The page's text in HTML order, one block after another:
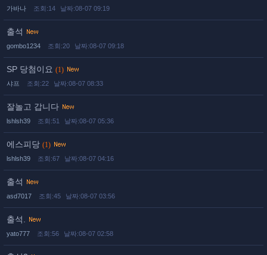
가바나 조회:14 날짜:08-07 09:19
출석
gombo1234 조회:20 날짜:08-07 09:18
SP 당첨이요 (1)
샤프 조회:22 날짜:08-07 08:33
잘놀고 갑니다
lshlsh39 조회:51 날짜:08-07 05:36
에스피당 (1)
lshlsh39 조회:67 날짜:08-07 04:16
출석
asd7017 조회:45 날짜:08-07 03:56
출석.
yato777 조회:56 날짜:08-07 02:58